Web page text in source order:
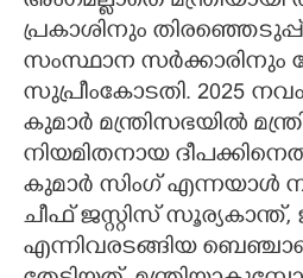
CARTOONS
LITERATURE
ZOOM
CONTACT US
പ്രകാശിനും
സംസ്ഥാന സർക്കാരിനും
സുപ്രീംകോടതി. 2025
കുമാർ മന്ത്രിസഭയിൽ
നിയമിതനായ
കുമാർ സിംഗ് എന്നയാൾ
ചീഫ് ജസ്റ്റിസ്
എന്നിവരടങ്ങിയ